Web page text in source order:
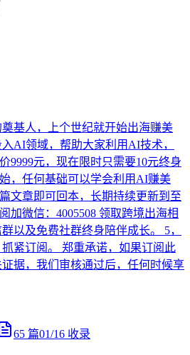
基人，上个世纪就开始出海赚美
AI领域，帮助大家利用AI技术，
9999元，现在限时只需要10元终身
，任何基础可以学会利用AI赚美
文章即可回本，长期持续更新到至
加微信：4005508 领取跨境出海相
以及免费社群终身陪伴成长。 5，
紧订阅。 郑重承诺，如果订阅此
据，我们审核通过后，任何时候享
65 篇01/16 收录